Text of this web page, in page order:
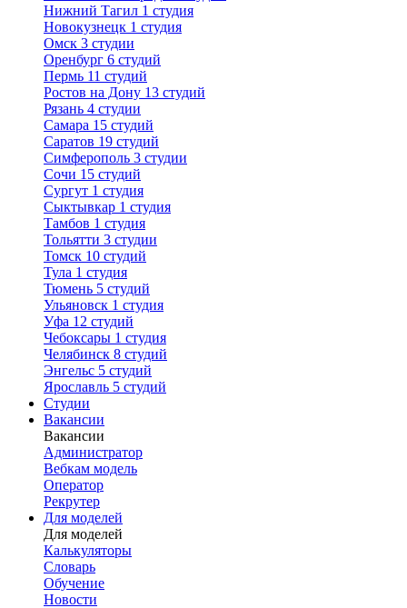
Нижний Тагил 1 студия
Новокузнецк 1 студия
Омск 3 студии
Оренбург 6 студий
Пермь 11 студий
Ростов на Дону 13 студий
Рязань 4 студии
Самара 15 студий
Саратов 19 студий
Симферополь 3 студии
Сочи 15 студий
Сургут 1 студия
Сыктывкар 1 студия
Тамбов 1 студия
Тольятти 3 студии
Томск 10 студий
Тула 1 студия
Тюмень 5 студий
Ульяновск 1 студия
Уфа 12 студий
Чебоксары 1 студия
Челябинск 8 студий
Энгельс 5 студий
Ярославль 5 студий
Студии
Вакансии
Вакансии
Администратор
Вебкам модель
Оператор
Рекрутер
Для моделей
Для моделей
Калькуляторы
Словарь
Обучение
Новости